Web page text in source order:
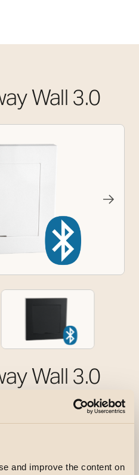
and improve the content on
Wall 3.0
Wall 3.0
i vægdåse.
Home, Apple Home
så man kan styre sin